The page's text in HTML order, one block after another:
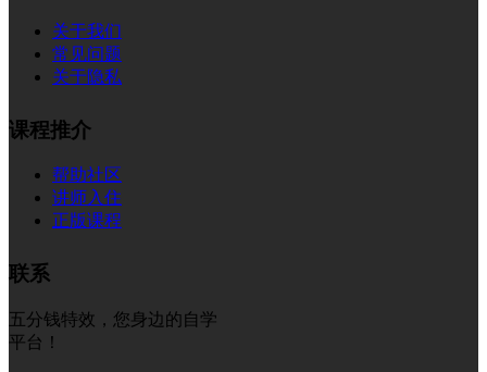
关于我们
常见问题
关于隐私
课程推介
帮助社区
讲师入住
正版课程
联系
五分钱特效，您身边的自学
平台！